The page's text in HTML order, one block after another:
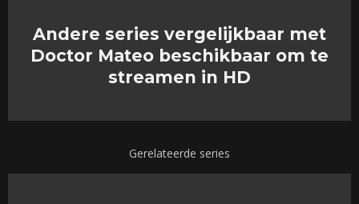
Andere series vergelijkbaar met
Doctor Mateo beschikbaar om te
streamen in HD
Gerelateerde series